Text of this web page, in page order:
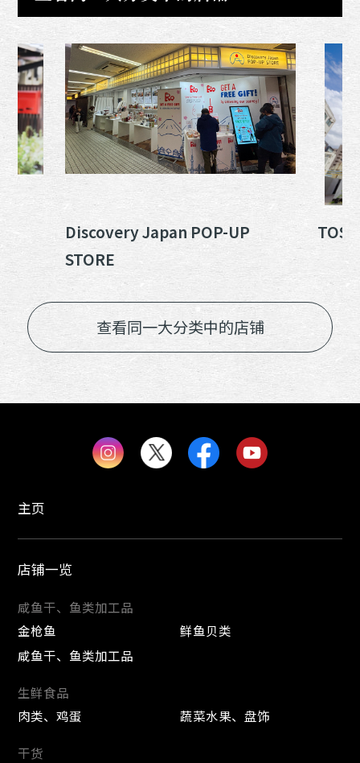
Discovery Japan POP-UP
STORE
查看同一大分类中的店铺
主页
店铺一览
咸鱼干、鱼类加工品
金枪鱼
鲜鱼贝类
咸鱼干、鱼类加工品
生鲜食品
肉类、鸡蛋
蔬菜水果、盘饰
干货